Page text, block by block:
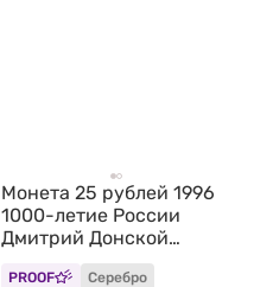
Монета 25 рублей 1996
1000-летие России
Дмитрий Донской
Куликовская Битва 1380
PROOF Серебро